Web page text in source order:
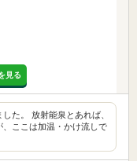
見る
た。 放射能泉とあれば、
ここは加温・かけ流しで